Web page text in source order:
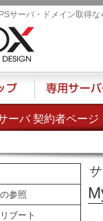
ーバ 契約者ページ
サーバ・ドメイン取得な
参照
ブート
専用サーバー